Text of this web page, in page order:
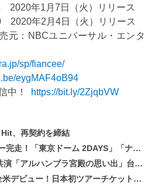
2020年1月7日（火）リリース
2020年2月4日（火）リリース
元：NBCユニバーサル・エンタ
sp/fiancee/
eygMAF4oB94
中！
https://bit.ly/2ZjqbVW
、再契約を締結
ゴヤドーム1DAY」「京セラドーム1DAY」2019年ドームツアー開催決定！！
ハンブラ宮殿の思い出」台本読み現場を公開
日本初ツアーチケットが早くもプレミア化！？